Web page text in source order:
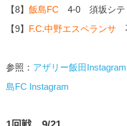
【8】 飯島FC 4-0 須坂シテ
【9】 F.C.中野エスペランサ
参照： アザリー飯田Instagram
島FC Instagram